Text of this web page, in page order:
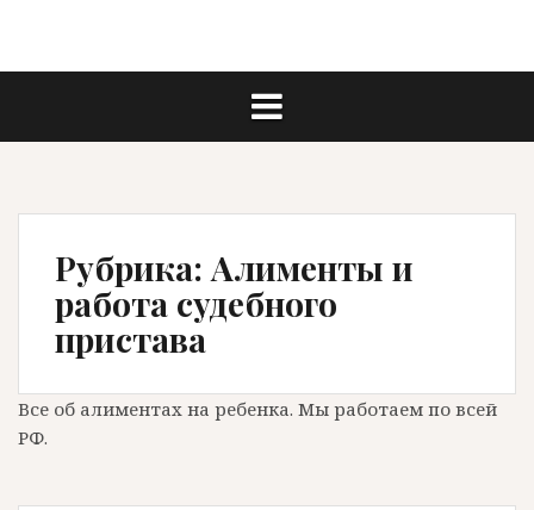
Рубрика: Алименты и
работа судебного
пристава
Все об алиментах на ребенка. Мы работаем по всей
РФ.